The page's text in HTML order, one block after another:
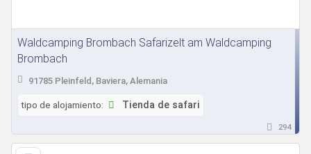
Waldcamping Brombach Safarizelt am Waldcamping
Brombach
91785 Pleinfeld, Baviera, Alemania
tipo de alojamiento: Tienda de safari
294